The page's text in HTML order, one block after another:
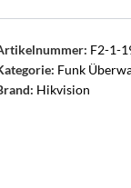
F2-1-
Funk
Hikvision